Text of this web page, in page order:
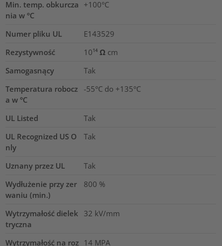
Min. temp. obkurcza
nia w °C
+100°C
Numer pliku UL
E143529
Rezystywność
10¹⁴ Ω cm
Samogasnący
Tak
Temperatura robocz
a w °C
-55°C do +135°C
UL Listed
Tak
UL Recognized US O
nly
Tak
Uznany przez UL
Tak
Wydłużenie przy zer
waniu (min.)
800 %
Wytrzymałość dielek
tryczna
32 kV/mm
Wytrzymałość na roz 14 MPA